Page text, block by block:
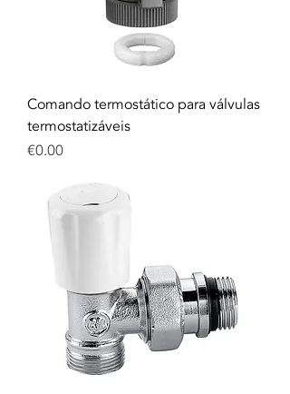
Comando termostático para válvulas
termostatizáveis
Price
€0.00